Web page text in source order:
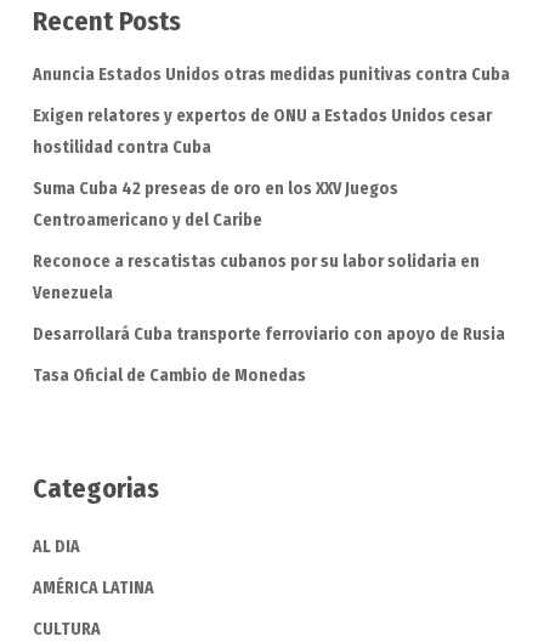
Recent Posts
Anuncia Estados Unidos otras medidas punitivas contra Cuba
Exigen relatores y expertos de ONU a Estados Unidos cesar
hostilidad contra Cuba
Suma Cuba 42 preseas de oro en los XXV Juegos
Centroamericano y del Caribe
Reconoce a rescatistas cubanos por su labor solidaria en
Venezuela
Desarrollará Cuba transporte ferroviario con apoyo de Rusia
Tasa Oficial de Cambio de Monedas
Categorias
AL DIA
AMÉRICA LATINA
CULTURA